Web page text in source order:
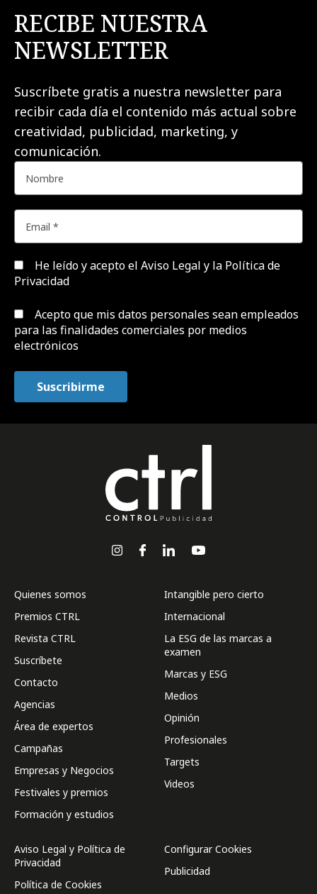
RECIBE NUESTRA
NEWSLETTER
Suscríbete gratis a nuestra newsletter para
recibir cada día el contenido más actual sobre
creatividad, publicidad, marketing, y
comunicación.
He leído y acepto el Aviso Legal y la Política de
Privacidad
Acepto que mis datos personales sean empleados
para las finalidades comerciales por medios
electrónicos
Quienes somos
Premios CTRL
Revista CTRL
Suscríbete
Contacto
Agencias
Área de expertos
Campañas
Empresas y Negocios
Festivales y premios
Formación y estudios
Intangible pero cierto
Internacional
La ESG de las marcas a
examen
Marcas y ESG
Medios
Opinión
Profesionales
Targets
Videos
Aviso Legal y Política de
Privacidad
Política de Cookies
Configurar Cookies
Publicidad